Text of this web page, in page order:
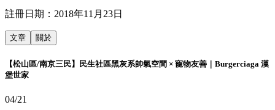
註冊日期： 2018年11月23日
文章 關於
【松山區/南京三民】民生社區黑灰系帥氣空間 × 寵物友善｜Burgerciaga 漢
堡世家
04/21